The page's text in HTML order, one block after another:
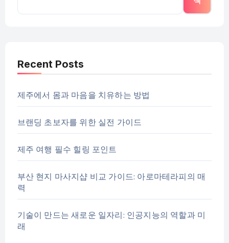
Recent Posts
제주에서 몸과 마음을 치유하는 방법
브랜딩 초보자를 위한 실전 가이드
제주 여행 필수 힐링 포인트
부산 현지 마사지샵 비교 가이드: 아로마테라피의 매
력
기술이 만드는 새로운 일자리: 인공지능의 역할과 미
래